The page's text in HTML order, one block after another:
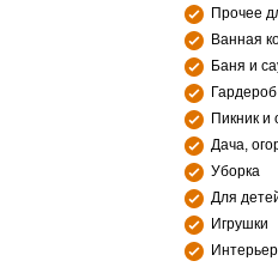
Прочее
Ванная
Баня и
Пикник и
Дача,
Уборка
Для
Игрушки
Интерьер